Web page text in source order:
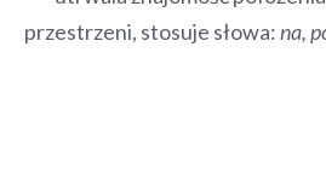
przestrzeni, stosuje słowa:na,